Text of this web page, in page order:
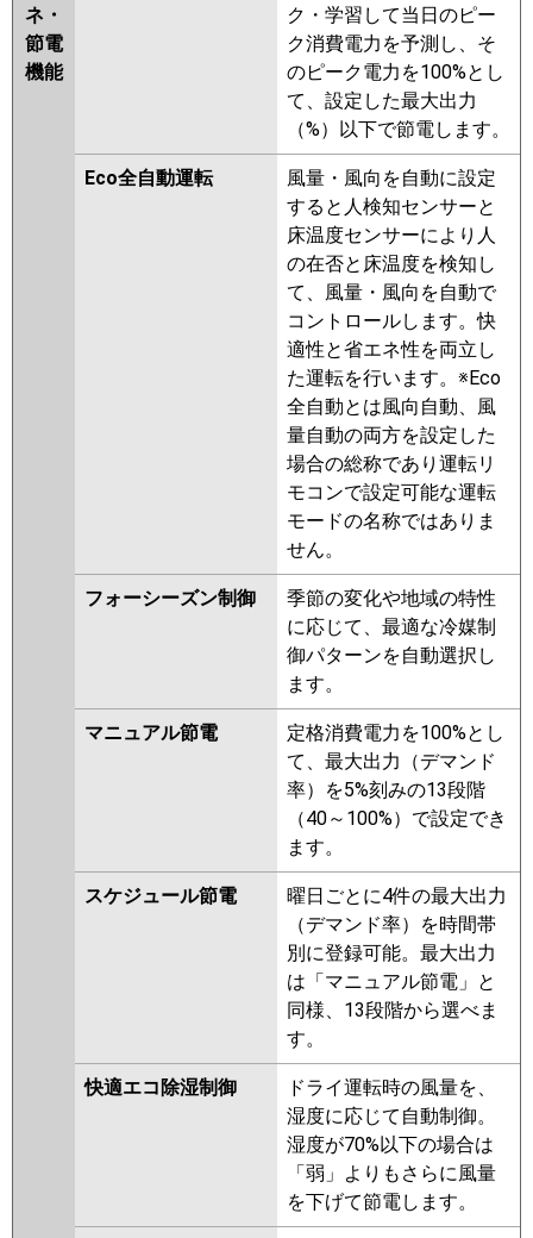
パナソニック
三菱電機 PLZ-ZRMP40SL5 PLZ-
ZRMP40SLF5 PLZ-ZRMP40SL4
PLZ-ZRMP40SLF4
PLZ-
ZRMP40SLF3
PLZ-ZRMP40SL3
PLZ-ZRMP40SLF2
PLZ-
ZRMP40SL2 PLZ-ZRMP40SLFZ
PLZ-ZRMP40SLZ PLZ-
ZRMP40SLY PLZ-ZRMP40SLFY
PLZ-ZRMP40SLFV PLZ-
ZRMP40SLV
PLZ-ZRMP40SLFR
PLZ-ZRMP40SLR
RCID-GP40RGHJ7 RCID-
GP40RGHJ6 RCID-GP40RGHJ5
RCID-GP40RGHJ4 RCID-
GP40RGHJ3 RCID-AP40GHJ7
RCID-GP40RGHJ2 RCID-
AP40GHJ6 RCID-GP40RGHJ1
FDTWZ405HKA5SA-rak
FDTWZ405HKA5SA
FDTWZ405HK5SA-rak
FDTWZ405HK5SA
FDTWZ405HK5S-rak
FDTWZ405HK5S
FDTWZ405HK5S-rakuri-na
ネ・
節電
機能
ク・学習して当日のピー
ク消費電力を予測し、そ
のピーク電力を100%とし
て、設定した最大出力
（%）以下で節電します。
Eco全自動運転
風量・風向を自動に設定
すると人検知センサーと
床温度センサーにより人
の在否と床温度を検知し
て、風量・風向を自動で
コントロールします。快
適性と省エネ性を両立し
た運転を行います。※Eco
全自動とは風向自動、風
量自動の両方を設定した
場合の総称であり運転リ
モコンで設定可能な運転
モードの名称ではありま
せん。
フォーシーズン制御
季節の変化や地域の特性
に応じて、最適な冷媒制
御パターンを自動選択し
ます。
マニュアル節電
定格消費電力を100%とし
て、最大出力（デマンド
率）を5%刻みの13段階
（40～100%）で設定でき
ます。
スケジュール節電
曜日ごとに4件の最大出力
（デマンド率）を時間帯
別に登録可能。最大出力
は「マニュアル節電」と
同様、13段階から選べま
す。
快適エコ除湿制御
ドライ運転時の風量を、
湿度に応じて自動制御。
湿度が70%以下の場合は
「弱」よりもさらに風量
を下げて節電します。